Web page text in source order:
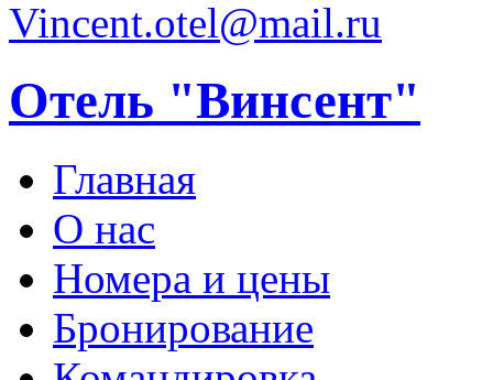
Отель "Винсент"
Главная
О нас
Номера и цены
Бронирование